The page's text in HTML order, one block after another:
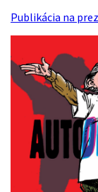
Publikácia na